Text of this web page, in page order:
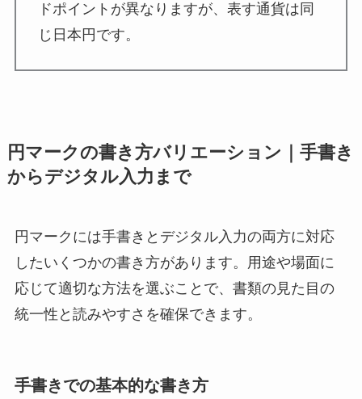
ドポイントが異なりますが、表す通貨は同
じ日本円です。
円マークの書き方バリエーション｜手書き
からデジタル入力まで
円マークには手書きとデジタル入力の両方に対応
したいくつかの書き方があります。用途や場面に
応じて適切な方法を選ぶことで、書類の見た目の
統一性と読みやすさを確保できます。
手書きでの基本的な書き方